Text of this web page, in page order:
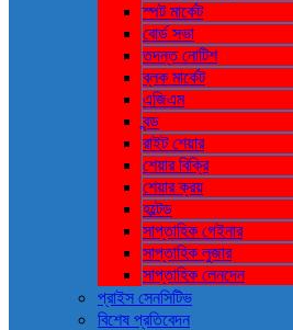
স্পট মার্কেট
বোর্ড সভা
তদন্ত নোটিশ
ব্লক মার্কেট
এজিএম
বন্ড
রাইট শেয়ার
শেয়ার বিক্রি
শেয়ার ক্রয়
হল্টেড
সাপ্তাহিক গেইনার
সাপ্তাহিক লুজার
সাপ্তাহিক লেনদেন
প্রাইস সেনসিটিভ
বিশেষ প্রতিবেদন